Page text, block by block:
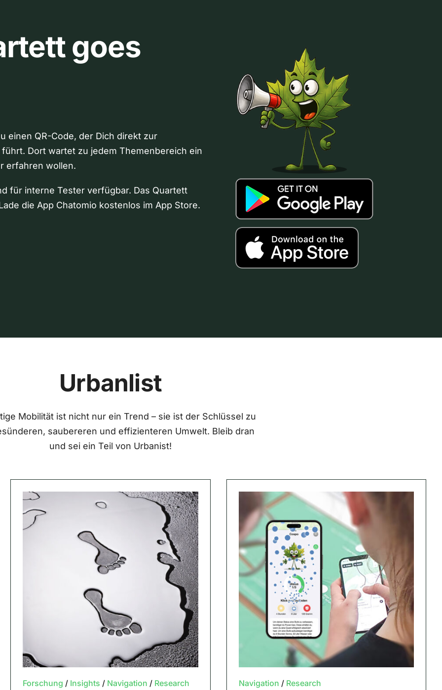
goes
einen QR-Code, der Dich direkt zur
Dort wartet zu jedem Themenbereich ein
erfahren wollen.
für interne Tester verfügbar. Das Quartett
die App Chatomio kostenlos im App Store.
Urbanlist
Mobilität ist nicht nur ein Trend – sie ist der Schlüssel zu
saubereren und effizienteren Umwelt. Bleib dran
und sei ein Teil von Urbanist!
Forschung / Insights / Navigation / Research Navigation / Research